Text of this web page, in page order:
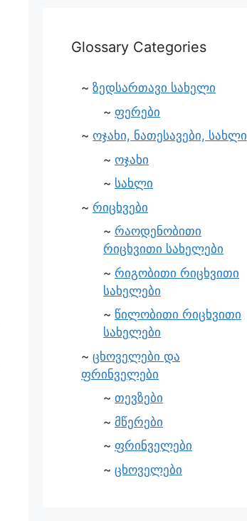
Glossary Categories
ზედსართავი სახელი
ფერები
ოჯახი, ნათესავები, სახლი
ოჯახი
სახლი
რიცხვები
რაოდენობითი
რიცხვითი სახელები
რიგობითი რიცხვითი
სახელები
წილობითი რიცხვითი
სახელები
ცხოველები და
ფრინველები
თევზები
მწერები
ფრინველები
ცხოველები